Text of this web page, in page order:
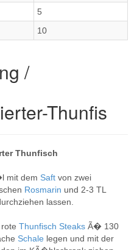
5
10
/
Thunfis
Thunfisch
mit dem Saft von zwei
Rosmarin und 2-3 TL
lassen.
Thunfisch Steaks Ã� 130
Schale legen und mit der